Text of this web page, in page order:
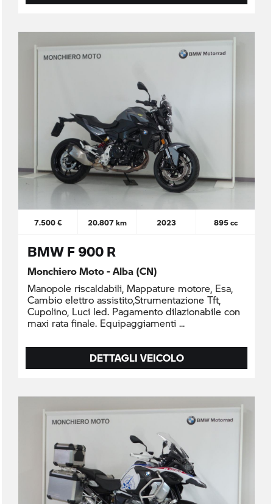
7.500 € 20.807 km 2023 895 cc
BMW F 900 R
Monchiero Moto - Alba (CN)
Manopole riscaldabili, Mappature motore, Esa,
Cambio elettro assistito,Strumentazione Tft,
Cupolino, Luci led. Pagamento dilazionabile con
maxi rata finale. Equipaggiamenti
DETTAGLI VEICOLO